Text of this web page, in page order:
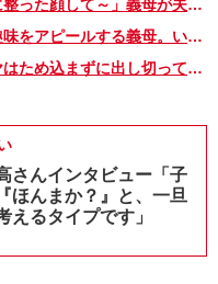
「この子は本当に整った顔して～」義母が夫と息子をたとえた芸能人にしばし絶句【みんなのギリギリギフボ・14】
孫に圧をかけて趣味をアピールする義母。いつの間にか我が家のリビングは…【みんなのギリギリギフボ・12】
義父母のモヤモヤはため込まずに出し切って。モヤリンはいつも近くにいるよ【みんなのギリギリギフボ・最終回】
さんインタビュー「子
ほんまか？』と、一旦
えるタイプです」